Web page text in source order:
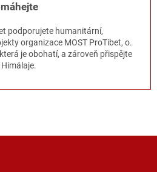
podporujete humanitární,
organizace MOST ProTibet, o.
je obohatí, a zároveň přispějte